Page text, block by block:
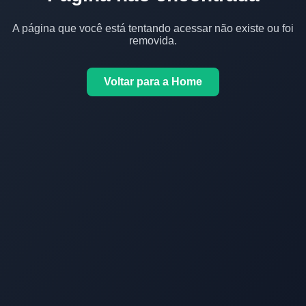
A página que você está tentando acessar não existe ou foi
removida.
Voltar para a Home